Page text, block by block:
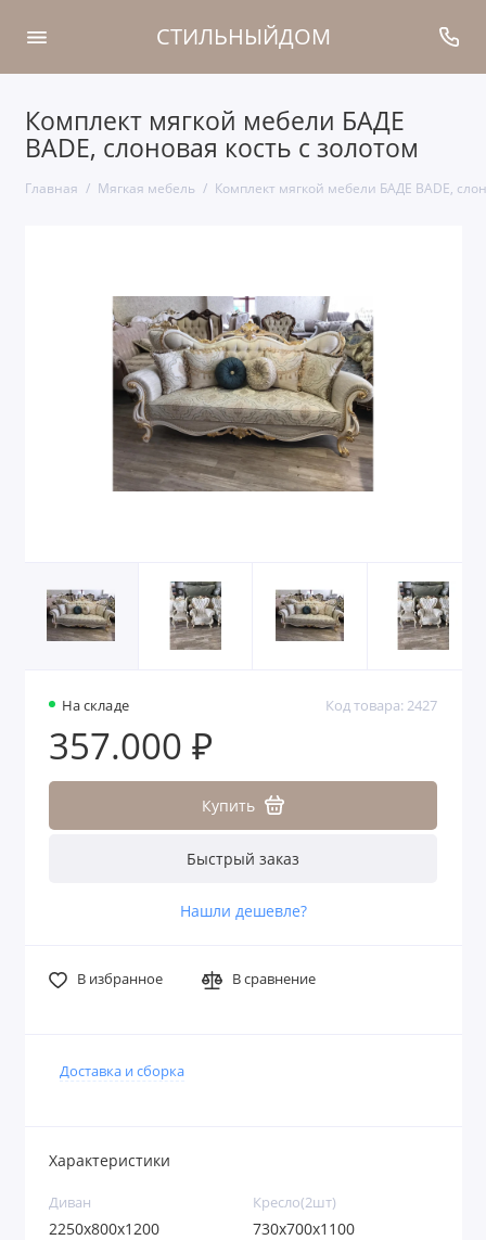
СТИЛЬНЫЙДОМ
Комплект мягкой мебели БАДЕ
BADE, слоновая кость с золотом
Главная Мягкая мебель Комплект мягкой мебели БАДЕ BADE,
На складе Код товара: 2427
357.000 ₽
Купить
Быстрый заказ
Нашли дешевле?
В избранное В сравнение
Доставка и сборка
Характеристики
Диван
2250x800x1200
Кресло(2шт)
730x700x1100